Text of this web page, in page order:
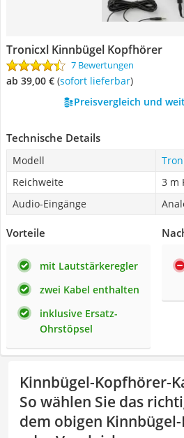
Tronicxl Kinnbügel Kopfhörer
7 Bewertungen
ab 39,00 € ( Sofort lieferbar)
Preisvergleich und
Technische Details
Modell
Reichweite
3 m
Audio-Eingänge
Vorteile
mit Lautstärkeregler
zwei Kabel enthalten
inklusive Ersatz-
Ohrstöpsel
Kinnbügel-Kopfhörer-
So wählen Sie das
dem obigen